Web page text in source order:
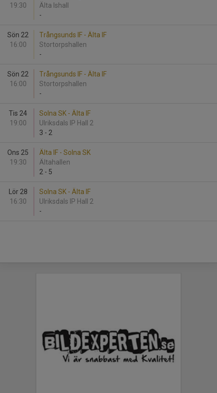
19:30
Älta Ishall
-
Sön 22
16:00
Trångsunds IF - Älta IF
Stortorpshallen
-
Sön 22
16:00
Trångsunds IF - Älta IF
Stortorpshallen
-
Tis 24
19:00
Solna SK - Älta IF
Ulriksdals IP Hall 2
3 - 2
Ons 25
19:30
Älta IF - Solna SK
Ältahallen
2 - 5
Lör 28
16:30
Solna SK - Älta IF
Ulriksdals IP Hall 2
-